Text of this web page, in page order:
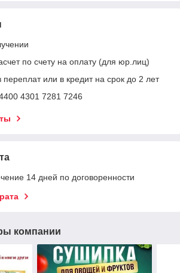
по счету на оплату (для юр.лиц)
переплат или в кредит на срок до 2 лет
4301 7281 7246
14 дней по договоренности
компании